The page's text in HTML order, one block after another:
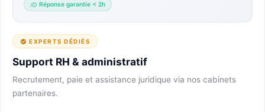
Réponse garantie < 2h
EXPERTS DÉDIÉS
Support RH & administratif
Recrutement, paie et assistance juridique via nos cabinets
partenaires.